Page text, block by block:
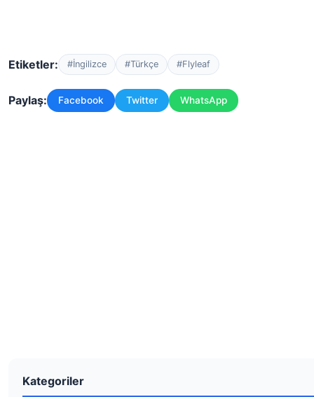
Etiketler: #İngilizce #Türkçe #Flyleaf
Paylaş: Facebook Twitter WhatsApp
Kategoriler